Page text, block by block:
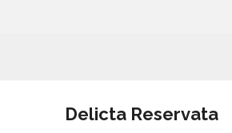
Delicta Reservata